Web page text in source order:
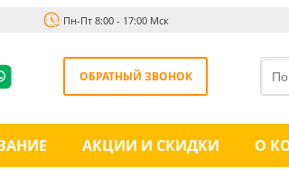
Пн-Пт 8:00 - 17:00 Мск
ОБРАТНЫЙ ЗВОНОК
АКЦИИ И СКИДКИ О